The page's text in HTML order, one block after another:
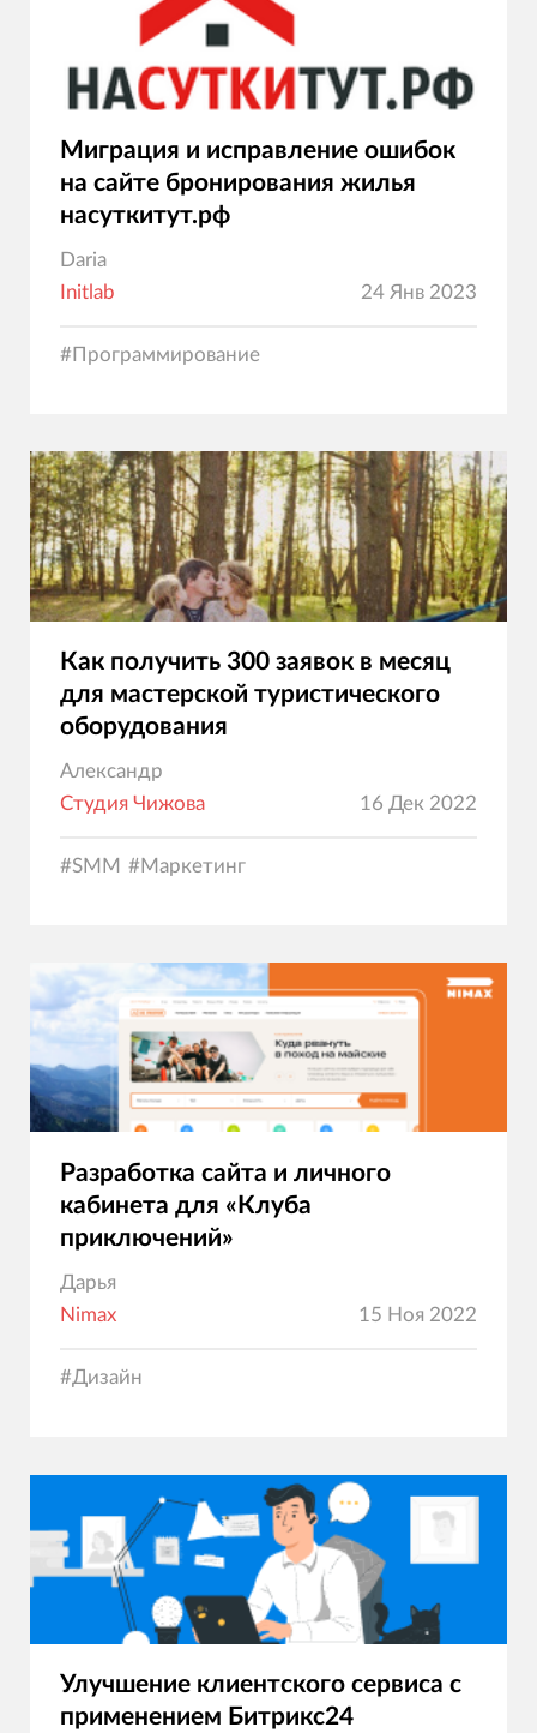
Миграция и исправление ошибок
на сайте бронирования жилья
насуткитут.рф
Daria
Initlab
24 Янв 2023
#Программирование
Как получить 300 заявок в месяц
для мастерской туристического
оборудования
Александр
Студия Чижова
16 Дек 2022
#SMM #Маркетинг
Разработка сайта и личного
кабинета для «Клуба
приключений»
Дарья
Nimax
15 Ноя 2022
#Дизайн
Улучшение клиентского сервиса с
применением Битрикс24